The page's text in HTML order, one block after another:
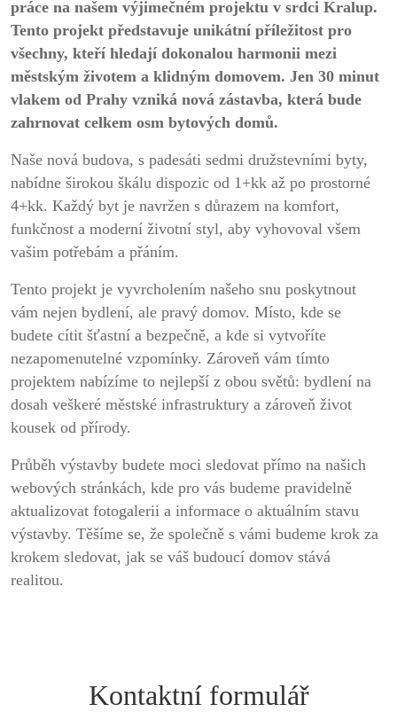
práce na našem výjimečném projektu v srdci Kralup.
Tento projekt představuje unikátní příležitost pro
všechny, kteří hledají dokonalou harmonii mezi
městským životem a klidným domovem. Jen 30 minut
vlakem od Prahy vzniká nová zástavba, která bude
zahrnovat celkem osm bytových domů.
Naše nová budova, s padesáti sedmi družstevními byty,
nabídne širokou škálu dispozic od 1+kk až po prostorné
4+kk. Každý byt je navržen s důrazem na komfort,
funkčnost a moderní životní styl, aby vyhovoval všem
vašim potřebám a přáním.
Tento projekt je vyvrcholením našeho snu poskytnout
vám nejen bydlení, ale pravý domov. Místo, kde se
budete cítit šťastní a bezpečně, a kde si vytvoříte
nezapomenutelné vzpomínky. Zároveň vám tímto
projektem nabízíme to nejlepší z obou světů: bydlení na
dosah veškeré městské infrastruktury a zároveň život
kousek od přírody.
Průběh výstavby budete moci sledovat přímo na našich
webových stránkách, kde pro vás budeme pravidelně
aktualizovat fotogalerii a informace o aktuálním stavu
výstavby. Těšíme se, že společně s vámi budeme krok za
krokem sledovat, jak se váš budoucí domov stává
realitou.
Kontaktní formulář